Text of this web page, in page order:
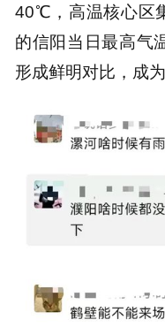
40℃，高温核心区
的信阳当日最高气
形成鲜明对比，成